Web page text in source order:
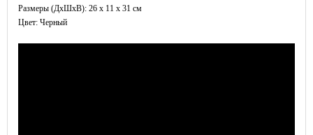
Размеры (ДxШхВ): 26 x 11 x 31 см
Цвет: Черный